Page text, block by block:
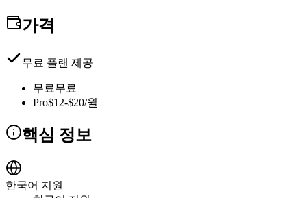
가격
무료 플랜 제공
무료무료
Pro$12-$20/월
핵심 정보
한국어 지원